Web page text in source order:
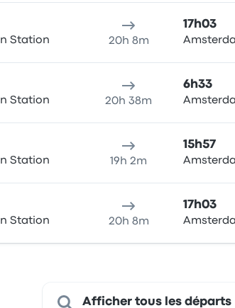
Station 20h 8m
17h03
Station 20h 38m
6h33
Station 19h 2m
15h57
Station 20h 8m
17h03
Afficher tous les départs